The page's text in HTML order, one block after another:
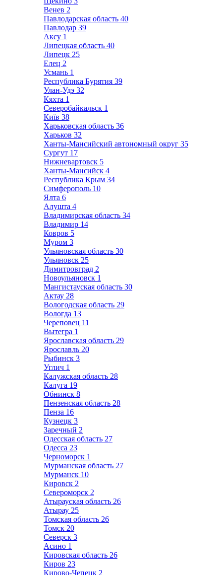
Венев 2
Павлодарская область 40
Павлодар 39
Аксу 1
Липецкая область 40
Липецк 25
Елец 2
Усмань 1
Республика Бурятия 39
Улан-Удэ 32
Кяхта 1
Северобайкальск 1
Київ 38
Харьковская область 36
Харьков 32
Ханты-Мансийский автономный округ 35
Сургут 17
Нижневартовск 5
Ханты-Мансийск 4
Республика Крым 34
Симферополь 10
Ялта 6
Алушта 4
Владимирская область 34
Владимир 14
Ковров 5
Муром 3
Ульяновская область 30
Ульяновск 25
Димитровград 2
Новоульяновск 1
Мангистауская область 30
Актау 28
Вологодская область 29
Вологда 13
Череповец 11
Вытегра 1
Ярославская область 29
Ярославль 20
Рыбинск 3
Углич 1
Калужская область 28
Калуга 19
Обнинск 8
Пензенская область 28
Пенза 16
Кузнецк 3
Заречный 2
Одесская область 27
Одесса 23
Черноморск 1
Мурманская область 27
Мурманск 10
Кировск 2
Североморск 2
Атырауская область 26
Атырау 25
Томская область 26
Томск 20
Северск 3
Асино 1
Кировская область 26
Киров 23
Кирово-Чепецк 2